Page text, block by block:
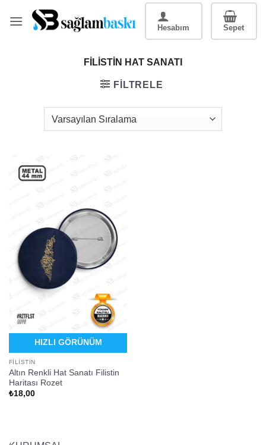
atla
FILISTIN HAT SANATI
FILTRELE
HIZLI GÖRÜNÜM
FILISTIN
Altın Renkli Hat Sanatı Filistin
Haritası Rozet
₺18,00